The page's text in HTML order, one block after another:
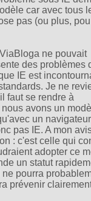
car avec tous
pas (ou plus,
ne pouvait
des problèmes
IE est
Je ne
faut se rendre à
avons un
un
pas IE. A mon
: c'est celle qui
adopter ce
un statut
pourra
prévenir